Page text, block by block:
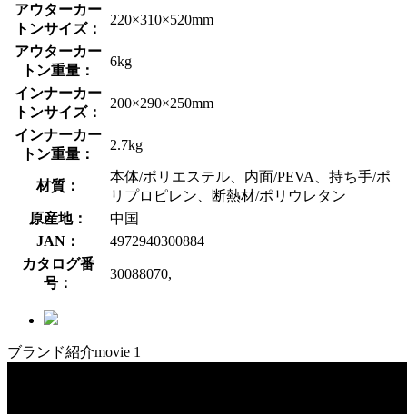
アウターカー
トンサイズ：
220×310×520mm
アウターカー
トン重量：
6kg
インナーカー
トンサイズ：
200×290×250mm
インナーカー
トン重量：
2.7kg
材質：
本体/ポリエステル、内面/PEVA、持ち手/ポ
リプロピレン、断熱材/ポリウレタン
原産地：
中国
JAN：
4972940300884
カタログ番
号：
30088070,
ブランド紹介movie 1